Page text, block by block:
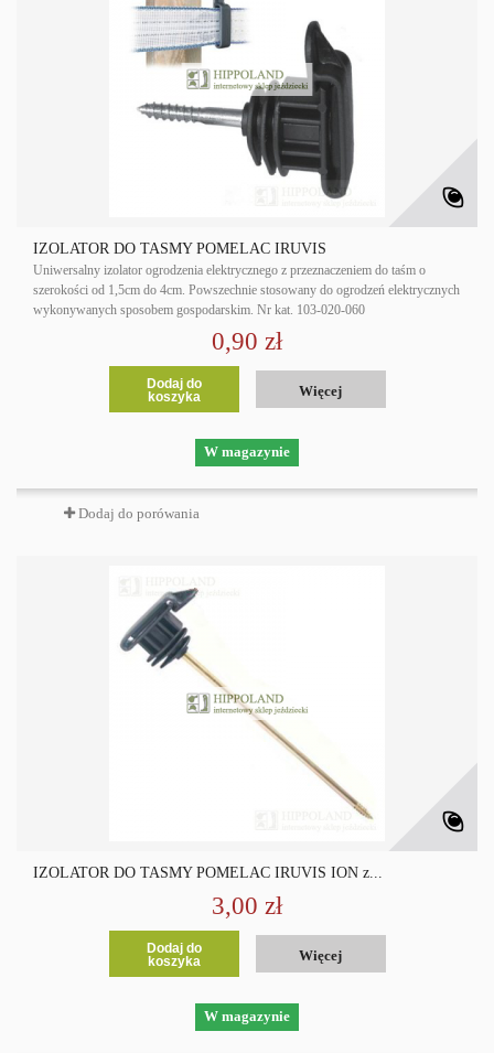
IZOLATOR DO TAŚMY POMELAC IRUVIS
Uniwersalny izolator ogrodzenia elektrycznego z przeznaczeniem do taśm o
szerokości od 1,5cm do 4cm. Powszechnie stosowany do ogrodzeń elektrycznych
wykonywanych sposobem gospodarskim. Nr kat. 103-020-060
0,90 zł
Dodaj do
koszyka
Więcej
W magazynie
Dodaj do porówania
IZOLATOR DO TAŚMY POMELAC IRUVIS ION z...
3,00 zł
Dodaj do
koszyka
Więcej
W magazynie